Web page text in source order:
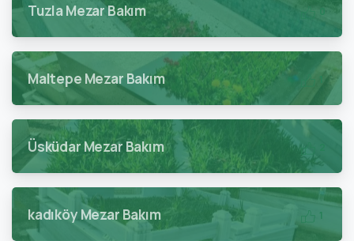
Tuzla Mezar Bakım 0
Maltepe Mezar Bakım
Üsküdar Mezar Bakım
kadıköy Mezar Bakım 1